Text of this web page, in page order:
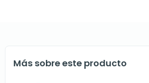
Más sobre este producto